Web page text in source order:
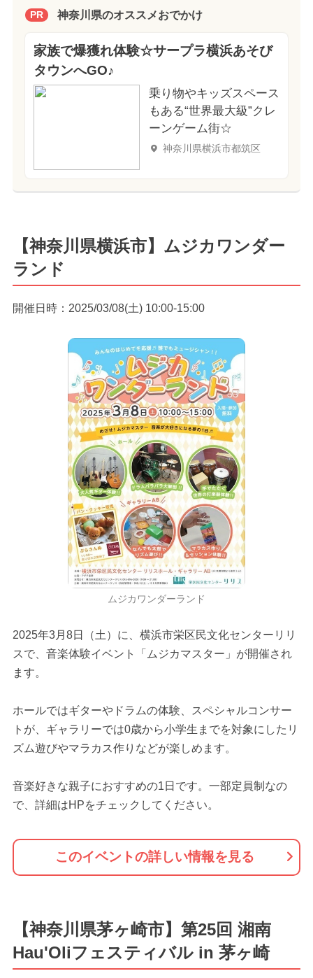
PR 神奈川県のオススメおでかけ
家族で爆獲れ体験☆サープラ横浜あそび
タウンへGO♪
乗り物やキッズスペース
もある“世界最大級”クレ
ーンゲーム街☆
神奈川県横浜市都筑区
【神奈川県横浜市】ムジカワンダー
ランド
開催日時：2025/03/08(土) 10:00-15:00
ムジカワンダーランド
2025年3月8日（土）に、横浜市栄区民文化センターリリ
スで、音楽体験イベント「ムジカマスター」が開催され
ます。
ホールではギターやドラムの体験、スペシャルコンサー
トが、ギャラリーでは0歳から小学生までを対象にしたリ
ズム遊びやマラカス作りなどが楽しめます。
音楽好きな親子におすすめの1日です。一部定員制なの
で、詳細はHPをチェックしてください。
このイベントの詳しい情報を見る
【神奈川県茅ヶ崎市】第25回 湘南
Hau'Oliフェスティバル in 茅ヶ崎